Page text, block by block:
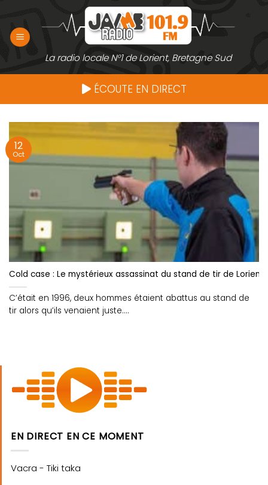
contenu
La radio locale N°1 de Lorient, Bretagne Sud
ÉCOUTE EN DIRECT
Cold case : Le mystérieux assassinat du stand de tir de
C’était en 1996, deux hommes étaient abattus au stand de
tir alors qu’ils venaient juste....
12
Oct
EN DIRECT EN CE MOMENT